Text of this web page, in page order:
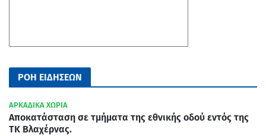
ΡΟΗ ΕΙΔΗΣΕΩΝ
ΑΡΚΑΔΙΚΑ ΧΩΡΙΑ
Aποκατάσταση σε τμήματα της εθνικής οδού εντός της
ΤΚ Βλαχέρνας.